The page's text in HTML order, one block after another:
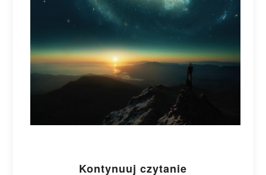
Kontynuuj czytanie